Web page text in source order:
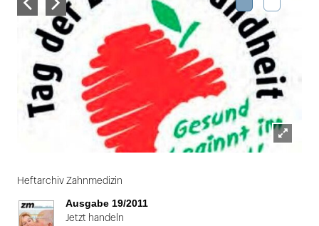
1
von
2
Heftarchiv Zahnmedizin
Ausgabe 19/2011
Jetzt handeln